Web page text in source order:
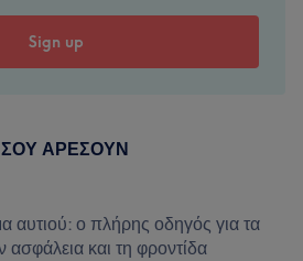
ΣΟΥ ΑΡΈΣΟΥΝ
αυτιού: ο πλήρης οδηγός για τα
ασφάλεια και τη φροντίδα